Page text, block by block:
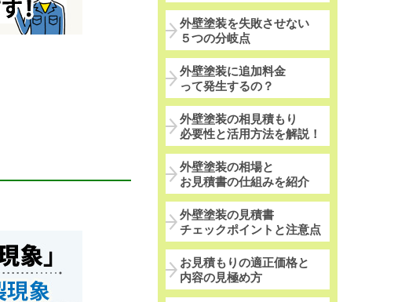
外壁塗装を失敗させない
５つの分岐点
外壁塗装に追加料金
って発生するの？
外壁塗装の相見積もり
必要性と活用方法を解説！
外壁塗装の相場と
お見積書の仕組みを紹介
外壁塗装の見積書
チェックポイントと注意点
お見積もりの適正価格と
内容の見極め方